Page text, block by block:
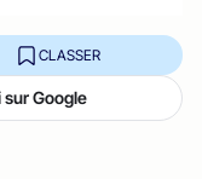
CLASSER
Google